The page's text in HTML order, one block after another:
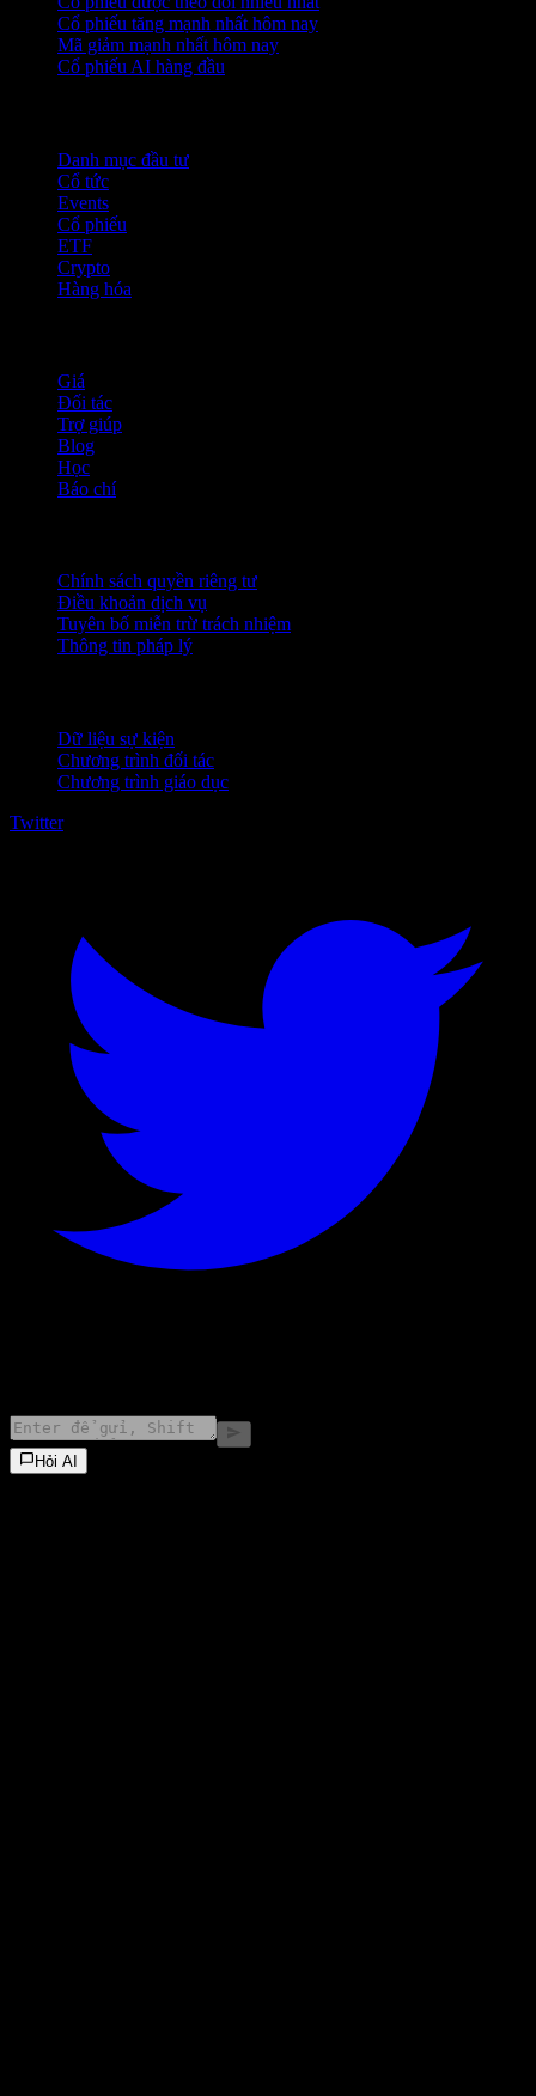
Cổ phiếu tăng mạnh nhất hôm nay
Mã giảm mạnh nhất hôm nay
Cổ phiếu AI hàng đầu
Danh mục đầu tư
Cổ tức
Events
Cổ phiếu
ETF
Crypto
Hàng hóa
Giá
Đối tác
Trợ giúp
Blog
Học
Báo chí
Chính sách quyền riêng tư
Điều khoản dịch vụ
Tuyên bố miễn trừ trách nhiệm
Thông tin pháp lý
Dữ liệu sự kiện
Chương trình đối tác
Chương trình giáo dục
Twitter
Hỏi AI